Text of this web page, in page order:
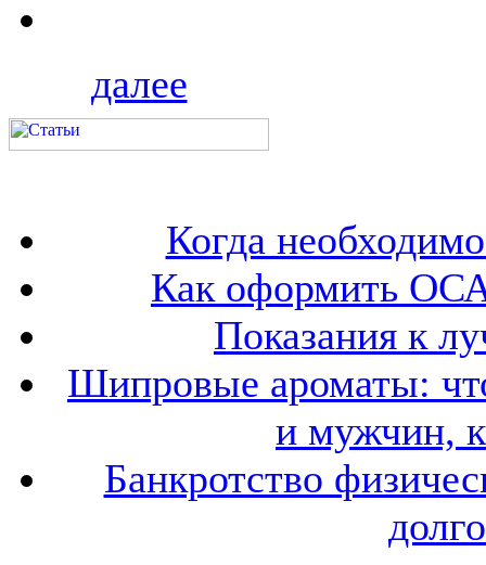
далее
Когда
Как оформить
Показания к
Шипровые ароматы:
и мужчин,
Банкротство